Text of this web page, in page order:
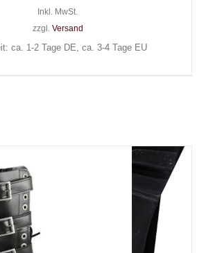
Inkl. MwSt.
zzgl. Versand
ca. 1-2 Tage DE, ca. 3-4 Tage EU